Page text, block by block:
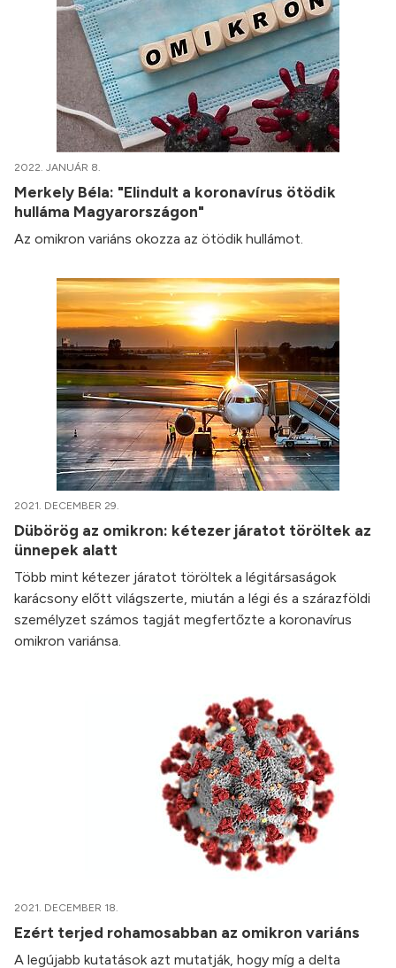
2022. JANUÁR 8.
Merkely Béla: "Elindult a koronavírus ötödik
hulláma Magyarországon"
Az omikron variáns okozza az ötödik hullámot.
2021. DECEMBER 29.
Dübörög az omikron: kétezer járatot töröltek az
ünnepek alatt
Több mint kétezer járatot töröltek a légitársaságok
karácsony előtt világszerte, miután a légi és a szárazföldi
személyzet számos tagját megfertőzte a koronavírus
omikron variánsa.
2021. DECEMBER 18.
Ezért terjed rohamosabban az omikron variáns
A legújabb kutatások azt mutatják, hogy míg a delta